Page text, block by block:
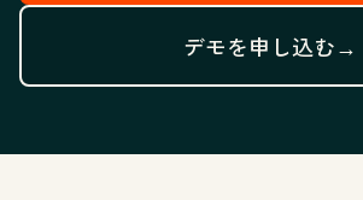
デモを申し込む→